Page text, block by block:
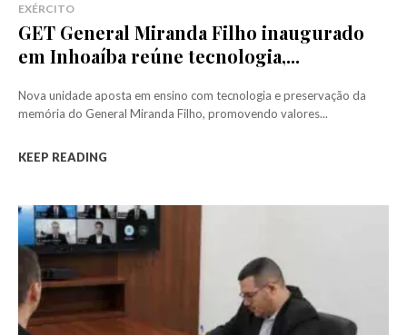
EXÉRCITO
GET General Miranda Filho inaugurado
em Inhoaíba reúne tecnologia,...
Nova unidade aposta em ensino com tecnologia e preservação da
memória do General Miranda Filho, promovendo valores...
KEEP READING